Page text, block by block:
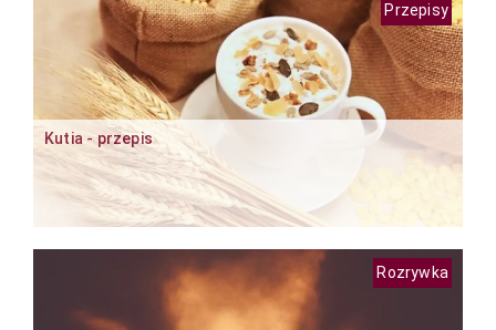
Kutia - przepis
Przepisy
Rozrywka